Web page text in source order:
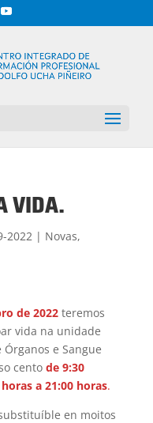
VIDA.
2022| Novas,
de 2022teremos
vida na unidade
e Sangue
cento de 9:30
a 21:00 horas.
en moitos